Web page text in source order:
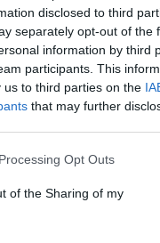
disclosed to third
separately opt-out of the
information by third
participants. This
us to third parties on the
that may further
Opt Outs
of the Sharing of my
2011
(4 fichiers
2011(2 fichiers
2011(1 fichier public)
service